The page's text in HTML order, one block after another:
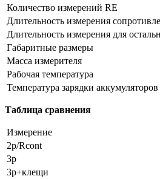
Количество измерений RE
Длительность измерения
Длительность измерения для
Габаритные размеры
Масса измерителя
Рабочая температура
Температура зарядки аккумуляторов
Таблица сравнения
Измерение
2p/Rcont
3p
3p+клещи